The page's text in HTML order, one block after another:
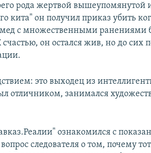
рода жертвой вышеупомянутой
кита" он получил приказ убить
с множественными ранениями
он остался жив, но до сих
это выходец из
отличником, занимался
ознакомился с
следователя о том, почему